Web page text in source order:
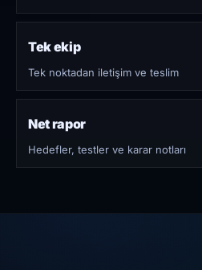
Tek ekip
Tek noktadan iletişim ve teslim
Net rapor
Hedefler, testler ve karar notları